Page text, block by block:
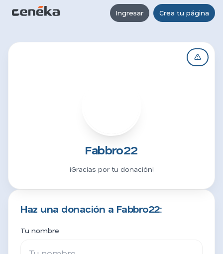
Ingresar Crea tu página
Fabbro22
¡Gracias por tu donación!
Haz una donación a Fabbro22:
Tu nombre